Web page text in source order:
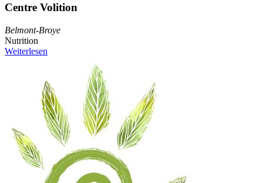
Centre Volition
Belmont-Broye
Nutrition
Weiterlesen